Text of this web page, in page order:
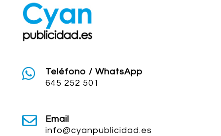

Teléfono / WhatsApp
645 252 501

Email
info@cyanpublicidad.es